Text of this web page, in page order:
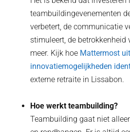
teambuildingevenementen
verbetert, de communicatie
stimuleert, de betrokkenheid
meer. Kijk hoe Mattermost
innovatiemogelijkheden
externe retraite in Lissabon.
Hoe werkt teambuilding?
Teambuilding gaat niet